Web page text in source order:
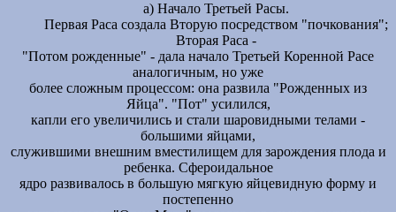
а) Начало Третьей Расы.
Первая Раса создала Вторую посредством "почкования";
Вторая Раса -
"Потом рожденные" - дала начало Третьей Коренной Расе
аналогичным, но уже
более сложным процессом: она развила "Рожденных из
Яйца". "Пот" усилился,
капли его увеличились и стали шаровидными телами -
большими яйцами,
служившими внешним вместилищем для зарождения плода и
ребенка. Сфероидальное
ядро развивалось в большую мягкую яйцевидную форму и
постепенно